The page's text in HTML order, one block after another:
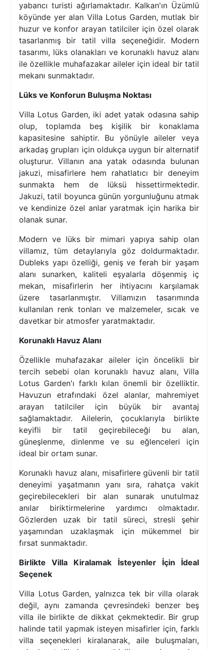
yabancı turisti ağırlamaktadır. Kalkan'ın Üzümlü
köyünde yer alan Villa Lotus Garden, mutlak bir
huzur ve konfor arayan tatilciler için özel olarak
tasarlanmış bir tatil villa seçeneğidir. Modern
tasarımı, lüks olanakları ve korunaklı havuz alanı
ile özellikle muhafazakar aileler için ideal bir tatil
mekanı sunmaktadır.
Lüks ve Konforun Buluşma Noktası
Villa Lotus Garden, iki adet yatak odasına sahip
olup, toplamda beş kişilik bir konaklama
kapasitesine sahiptir. Bu yönüyle aileler veya
arkadaş grupları için oldukça uygun bir alternatif
oluşturur. Villanın ana yatak odasında bulunan
jakuzi, misafirlere hem rahatlatıcı bir deneyim
sunmakta hem de lüksü hissettirmektedir.
Jakuzi, tatil boyunca günün yorgunluğunu atmak
ve kendinize özel anlar yaratmak için harika bir
olanak sunar.
Modern ve lüks bir mimari yapıya sahip olan
villamız, tüm detaylarıyla göz doldurmaktadır.
Dubleks yapı özelliği, geniş ve ferah bir yaşam
alanı sunarken, kaliteli eşyalarla döşenmiş iç
mekan, misafirlerin her ihtiyacını karşılamak
üzere tasarlanmıştır. Villamızın tasarımında
kullanılan renk tonları ve malzemeler, sıcak ve
davetkar bir atmosfer yaratmaktadır.
Korunaklı Havuz Alanı
Özellikle muhafazakar aileler için öncelikli bir
tercih sebebi olan korunaklı havuz alanı, Villa
Lotus Garden'ı farklı kılan önemli bir özelliktir.
Havuzun etrafındaki özel alanlar, mahremiyet
arayan tatilciler için büyük bir avantaj
sağlamaktadır. Ailelerin, çocuklarıyla birlikte
keyifli bir tatil geçirebileceği bu alan,
güneşlenme, dinlenme ve su eğlenceleri için
ideal bir ortam sunar.
Korunaklı havuz alanı, misafirlere güvenli bir tatil
deneyimi yaşatmanın yanı sıra, rahatça vakit
geçirebilecekleri bir alan sunarak unutulmaz
anılar biriktirmelerine yardımcı olmaktadır.
Gözlerden uzak bir tatil süreci, stresli şehir
yaşamından uzaklaşmak için mükemmel bir
fırsat sunmaktadır.
Birlikte Villa Kiralamak İsteyenler İçin İdeal
Seçenek
Villa Lotus Garden, yalnızca tek bir villa olarak
değil, aynı zamanda çevresindeki benzer beş
villa ile birlikte de dikkat çekmektedir. Bir grup
halinde tatil yapmak isteyen misafirler için, farklı
villa seçenekleri kiralanarak, aile buluşmaları,